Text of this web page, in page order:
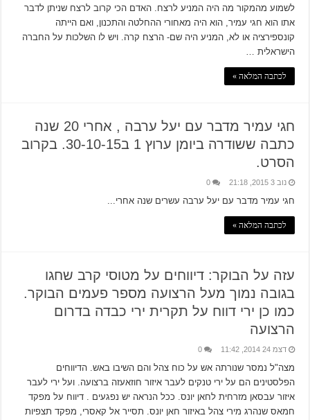
לשמוע מהמקור מה היה המניע לרצח. האדם הכי קרוב לרצח שניתן לדבר
אתו הוא חגי עמיר, הוא היה מאחורי ההחלטה והתכנון, ואם הייתה
קונספירציה או לא, המניע היה שם- הרצח קרה. ויש לו השלכות על החברה
הישראלית …
לכתבה המלאה »
חגי עמיר מדבר עם יעל ערבה , אחרי 20 שנה
כתבה ששודרה ביומן ערוץ 1 ב30-10-15. בקרוב
הסרט.
נוב 3 2015, 21:18 0
חגי עמיר מדבר עם יעל ערבה עשרים שנה אחרי...
לכתבה המלאה »
עזה על הבוקר: דיווחים על מטוסי קרב שחגו
בגובה נמוך מעל הרצועה מספר פעמים הבוקר.
כמו כן ירי דווח על תקרית ירי כבדה בדרום
הרצועה
דצמ 24 2014, 11:42 0
מצה"ל נמסר שנורתה אש על כוח צהל והם השיבו באש. הדיווחים
הפלסטינים הם על ירי טנקים לעבר איזור חוזאעזה ברצועה. ועל ירי לעבר
איזור עבסאן מזרחית לחאן יונס. ככל הנראה יש נפגעים . דיווח על מפקד
חמאס שנהרג מירי צהל באיזור חאן יונס. תסייר אל קאסרי, מפקד תצפיות